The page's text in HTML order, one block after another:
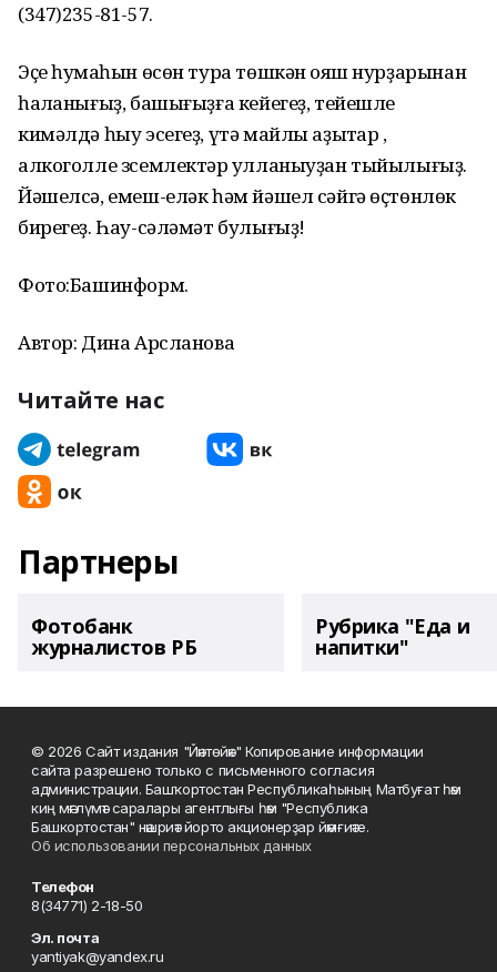
(347)235-81-57.
Эҫе һуҡмаһын өсөн тура төшкән ҡояш нурҙарынан
һаҡланығыҙ, башығыҙға кейегеҙ, тейешле
кимәлдә һыу эсегеҙ, үтә майлы аҙыҡтар ,
алкоголле зсемлектәр ҡулланыуҙан тыйылығыҙ.
Йәшелсә, емеш-еләк һәм йәшел сәйгә өҫтөнлөк
бирегеҙ. Һау-сәләмәт булығыҙ!
Фото:Башинформ.
Автор: Дина Арсланова
Читайте нас
Партнеры
Фотобанк
журналистов РБ
Рубрика "Еда и
напитки"
© 2026 Сайт издания "Йәнтөйәк" Копирование информации
сайта разрешено только с письменного согласия
администрации. Башҡортостан Республикаһының Матбуғат һәм
киң мәғлүмәт саралары агентлығы һәм "Республика
Башкортостан" нәшриәт йорто акционерҙар йәмғиәте.
Об использовании персональных данных
Телефон
8(34771) 2-18-50
Эл. почта
yantiyak@yandex.ru